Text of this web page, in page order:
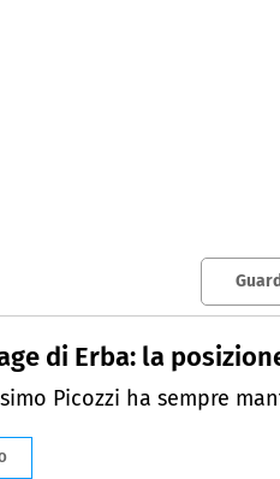
di Erba: la
Picozzi ha sempre